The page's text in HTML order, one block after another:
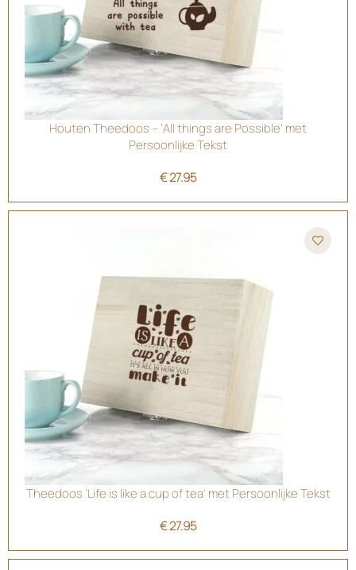
Houten Theedoos – ‘All things are Possible’ met
Persoonlijke Tekst
€27.95
Theedoos ‘Life is like a cup of tea’ met Persoonlijke Tekst
€27.95